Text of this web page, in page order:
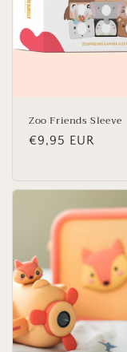
e
Zoo Friends Sleeve
Normale
€9,95 EUR